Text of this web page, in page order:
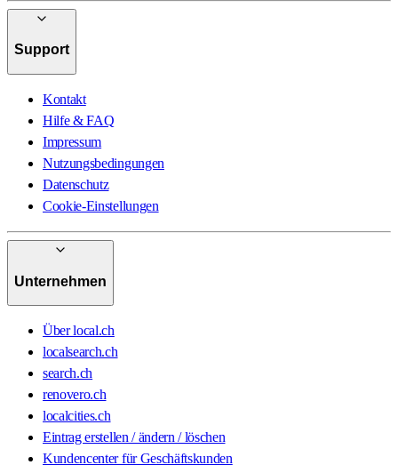
Support
Kontakt
Hilfe & FAQ
Impressum
Nutzungsbedingungen
Datenschutz
Cookie-Einstellungen
Unternehmen
Über local.ch
localsearch.ch
search.ch
renovero.ch
localcities.ch
Eintrag erstellen / ändern / löschen
Kundencenter für Geschäftskunden